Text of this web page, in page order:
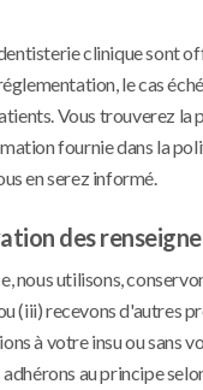
clinique sont
le cas
Vous trouverez
fournie dans la
en serez informé.
des
nous utilisons,
(iii) recevons d'autres
à votre insu ou sans
au principe